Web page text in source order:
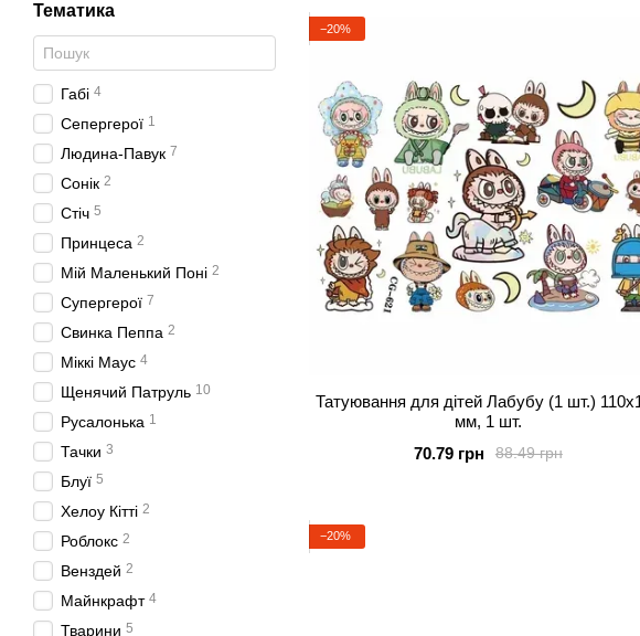
−20%
Татуювання для дітей Лабубу (1 шт.)
мм, 1 шт.
88.49 грн
70.79 грн
−20%
Тематика
Габі 4
Сепергерої 1
Людина-Павук 7
Сонік 2
Стіч 5
Принцеса 2
Мій Маленький Поні 2
Супергерої 7
Свинка Пеппа 2
Міккі Маус 4
Щенячий Патруль 10
Русалонька 1
Тачки 3
Блуї 5
Хелоу Кітті 2
Роблокс 2
Венздей 2
Майнкрафт 4
Тварини 5